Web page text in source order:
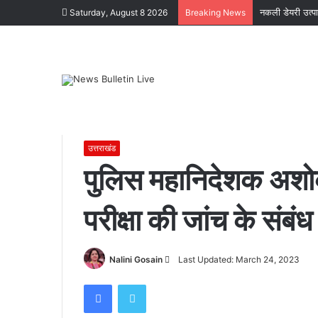
Saturday, August 8 2026 Breaking News नकली डेयरी
उत्तराखंड
पुलिस महानिदेशक
परीक्षा की जांच के
Nalini Gosain
Send
Last Updated: March 24, 2023
FacebookTwitter
के
दुगड्डा
मार्ग
पर
को
November 16, 2023